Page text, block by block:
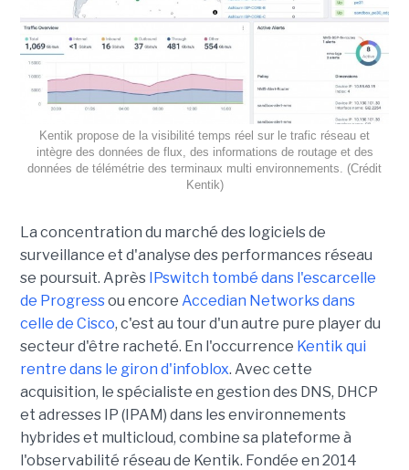
Kentik propose de la visibilité temps réel sur le trafic réseau et
intègre des données de flux, des informations de routage et des
données de télémétrie des terminaux multi environnements. (Crédit
Kentik)
La concentration du marché des logiciels de
surveillance et d'analyse des performances réseau
se poursuit. Après IPswitch tombé dans l'escarcelle
de Progressou encore Accedian Networks dans
celle de Cisco, c'est au tour d'un autre pure player du
secteur d'être racheté. En l'occurrence Kentik qui
rentre dans le giron d'infoblox. Avec cette
acquisition, le spécialiste en gestion des DNS, DHCP
et adresses IP (IPAM) dans les environnements
hybrides et multicloud, combine sa plateforme à
l'observabilité réseau de Kentik. Fondée en 2014